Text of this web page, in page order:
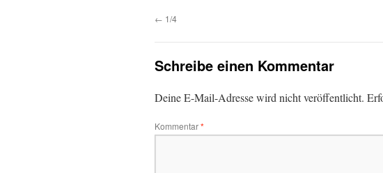
← 1/4
Schreibe einen Kommentar
Deine E-Mail-Adresse wird nicht veröffentlicht.
Kommentar*